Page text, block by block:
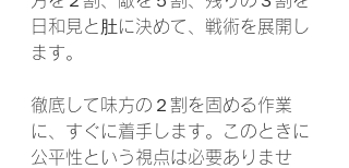
日和見と肚に決めて、戦術を展開し
ます。
徹底して味方の２割を固める作業
に、すぐに着手します。このときに
公平性という視点は必要ありませ